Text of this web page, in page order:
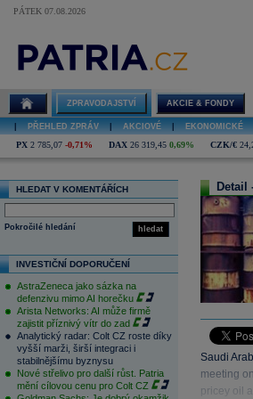
PÁTEK 07.08.2026
ZPRAVODAJSTVÍ AKCIE & FONDY
PŘEHLED ZPRÁV AKCIOVÉ EKONOMICKÉ
PX 2 785,07 -0,71% DAX 26 319,45 0,69% CZK/€
HLEDAT V KOMENTÁŘÍCH
hledat
Pokročilé hledání
INVESTIČNÍ DOPORUČENÍ
AstraZeneca jako sázka na
defenzivu mimo AI horečku
Arista Networks: AI může firmě
zajistit příznivý vítr do zad
Analytický radar: Colt CZ roste díky
vyšší marži, širší integraci i
stabilnějšímu byznysu
Nové střelivo pro další růst. Patria
mění cílovou cenu pro Colt CZ
Detail
Saudi
meeting
pricey oil